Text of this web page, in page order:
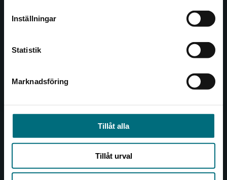
Inställningar
Statistik
Marknadsföring
Tillåt alla
Tillåt urval
Kontakta kundservice
Köpvillkor
Allmänna länkar
Om oss